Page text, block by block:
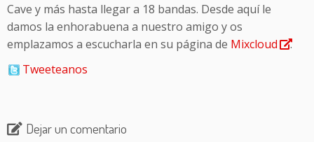
Cave y más hasta llegar a 18 bandas. Desde aquí le
damos la enhorabuena a nuestro amigo y os
emplazamos a escucharla en su página de Mixcloud
.
Tweeteanos
Dejar un comentario